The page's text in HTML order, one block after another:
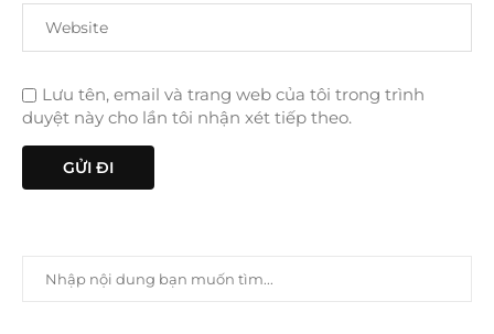
Lưu tên, email và trang web của tôi trong trình
duyệt này cho lần tôi nhận xét tiếp theo.